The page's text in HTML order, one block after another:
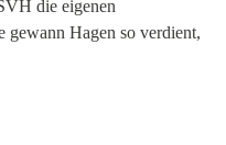
die eigenen
Hagen so verdient,